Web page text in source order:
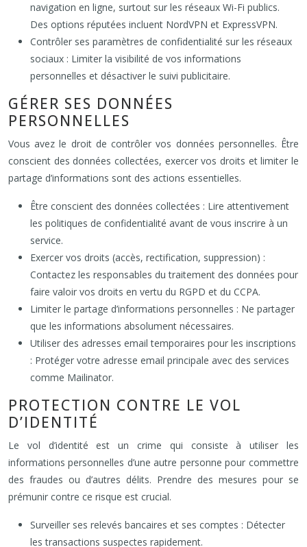
navigation en ligne, surtout sur les réseaux Wi-Fi publics.
Des options réputées incluent NordVPN et ExpressVPN.
Contrôler ses paramètres de confidentialité sur les réseaux
sociaux : Limiter la visibilité de vos informations
personnelles et désactiver le suivi publicitaire.
GÉRER SES DONNÉES
PERSONNELLES
Vous avez le droit de contrôler vos données personnelles. Être
conscient des données collectées, exercer vos droits et limiter le
partage d’informations sont des actions essentielles.
Être conscient des données collectées : Lire attentivement
les politiques de confidentialité avant de vous inscrire à un
service.
Exercer vos droits (accès, rectification, suppression) :
Contactez les responsables du traitement des données pour
faire valoir vos droits en vertu du RGPD et du CCPA.
Limiter le partage d’informations personnelles : Ne partager
que les informations absolument nécessaires.
Utiliser des adresses email temporaires pour les inscriptions
: Protéger votre adresse email principale avec des services
comme Mailinator.
PROTECTION CONTRE LE VOL
D’IDENTITÉ
Le vol d’identité est un crime qui consiste à utiliser les
informations personnelles d’une autre personne pour commettre
des fraudes ou d’autres délits. Prendre des mesures pour se
prémunir contre ce risque est crucial.
Surveiller ses relevés bancaires et ses comptes : Détecter
les transactions suspectes rapidement.